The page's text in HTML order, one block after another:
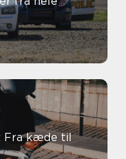
Fra kæde til